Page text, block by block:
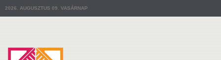
2026. AUGUSZTUS 09. VASÁRNAP